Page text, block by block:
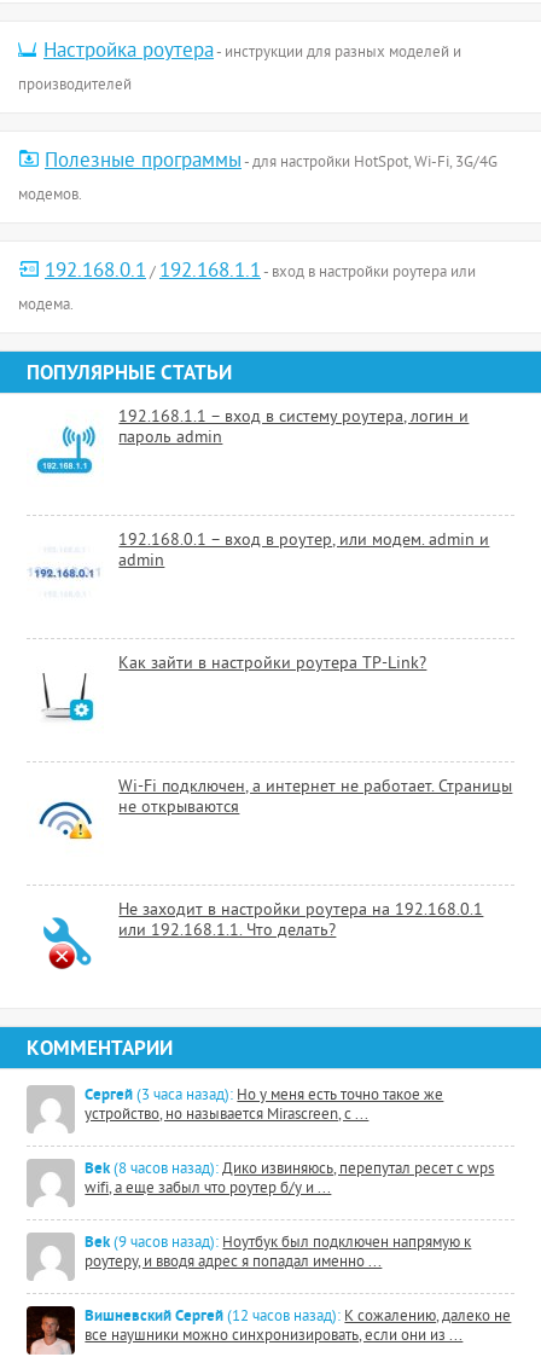
Настройка роутера- инструкции для разных моделей и
производителей
Полезные программы- для настройки HotSpot, Wi-Fi, 3G/4G
модемов.
192.168.0.1/192.168.1.1- вход в настройки роутера или
модема.
ПОПУЛЯРНЫЕ СТАТЬИ
192.168.1.1 – вход в систему роутера, логин и
пароль admin
192.168.0.1 – вход в роутер, или модем. admin и
admin
Как зайти в настройки роутера TP-Link?
Wi-Fi подключен, а интернет не работает. Страницы
не открываются
Не заходит в настройки роутера на 192.168.0.1
или 192.168.1.1. Что делать?
КОММЕНТАРИИ
Сергей (3 часа назад): Но у меня есть точно такое же
устройство, но называется Mirascreen, с ...
Bek(8 часов назад): Дико извиняюсь, перепутал ресет с wps
wifi, а еще забыл что роутер б/у и ...
Bek(9 часов назад): Ноутбук был подключен напрямую к
роутеру, и вводя адрес я попадал именно ...
Вишневский Сергей (12 часов назад): К сожалению, далеко не
все наушники можно синхронизировать, если они из ...